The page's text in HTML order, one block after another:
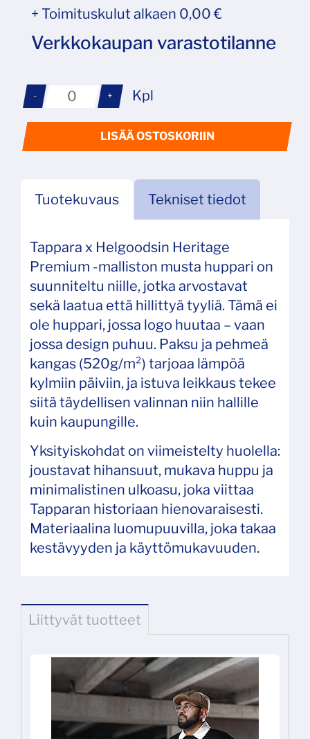
+ Toimituskulut alkaen 0,00 €
Verkkokaupan varastotilanne
- + Kpl
LISÄÄ OSTOSKORIIN
Tuotekuvaus Tekniset tiedot
Tappara x Helgoodsin Heritage
Premium -malliston musta huppari on
suunniteltu niille, jotka arvostavat
sekä laatua että hillittyä tyyliä. Tämä ei
ole huppari, jossa logo huutaa – vaan
jossa design puhuu. Paksu ja pehmeä
kangas (520g/m²) tarjoaa lämpöä
kylmiin päiviin, ja istuva leikkaus tekee
siitä täydellisen valinnan niin hallille
kuin kaupungille.
Yksityiskohdat on viimeistelty huolella:
joustavat hihansuut, mukava huppu ja
minimalistinen ulkoasu, joka viittaa
Tapparan historiaan hienovaraisesti.
Materiaalina luomupuuvilla, joka takaa
kestävyyden ja käyttömukavuuden.
Liittyvät tuotteet